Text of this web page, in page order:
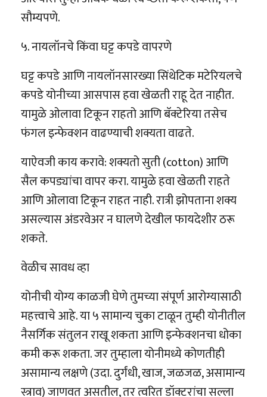
सौम्यपणे.
५. नायलॉनचे किंवा घट्ट कपडे वापरणे
घट्ट कपडे आणि नायलॉनसारख्या सिंथेटिक मटेरियलचे
कपडे योनीच्या आसपास हवा खेळती राहू देत नाहीत.
यामुळे ओलावा टिकून राहतो आणि बॅक्टेरिया तसेच
फंगल इन्फेक्शन वाढण्याची शक्यता वाढते.
याऐवजी काय करावे: शक्यतो सुती (cotton) आणि
सैल कपड्यांचा वापर करा. यामुळे हवा खेळती राहते
आणि ओलावा टिकून राहत नाही. रात्री झोपताना शक्य
असल्यास अंडरवेअर न घालणे देखील फायदेशीर ठरू
शकते.
वेळीच सावध व्हा
योनीची योग्य काळजी घेणे तुमच्या संपूर्ण आरोग्यासाठी
महत्त्वाचे आहे. या ५ सामान्य चुका टाळून तुम्ही योनीतील
नैसर्गिक संतुलन राखू शकता आणि इन्फेक्शनचा धोका
कमी करू शकता. जर तुम्हाला योनीमध्ये कोणतीही
असामान्य लक्षणे (उदा. दुर्गंधी, खाज, जळजळ, असामान्य
स्त्राव) जाणवत असतील, तर त्वरित डॉक्टरांचा सल्ला